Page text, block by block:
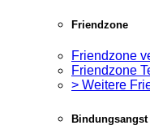
Friendzone
Friendzone
Friendzone
> Weitere
Bindungsangst